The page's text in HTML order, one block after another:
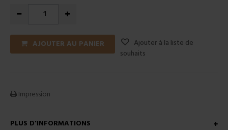
AJOUTER AU PANIER
Ajouter à la liste de
souhaits
Impression
PLUS D'INFORMATIONS